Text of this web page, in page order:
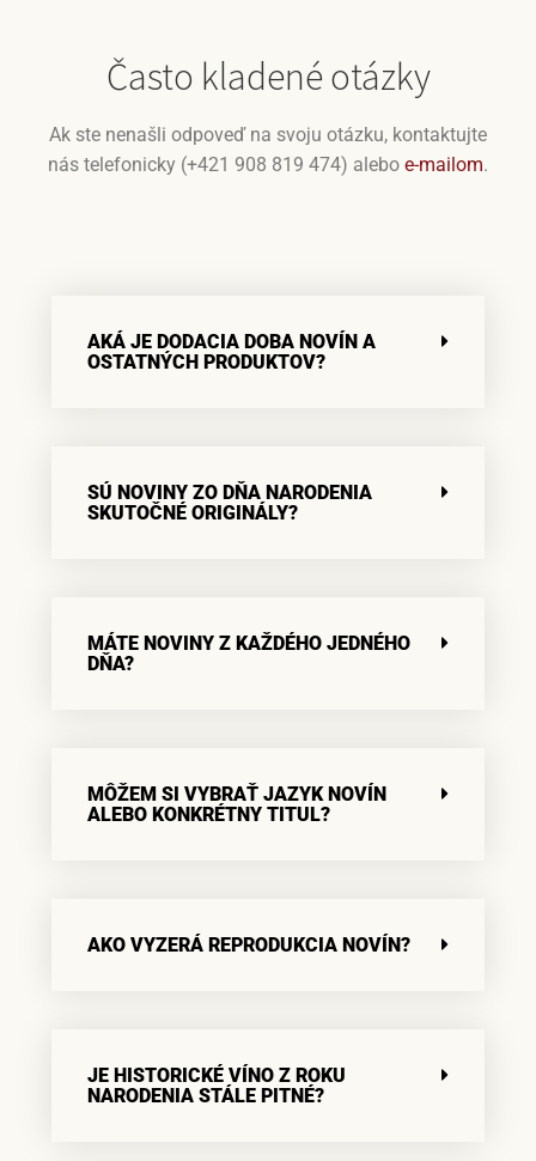
Často kladené otázky
Ak ste nenašli odpoveď na svoju otázku, kontaktujte
nás telefonicky (+421 908 819 474) alebo e-mailom.
AKÁ JE DODACIA DOBA NOVÍN A
OSTATNÝCH PRODUKTOV?
SÚ NOVINY ZO DŇA NARODENIA
SKUTOČNÉ ORIGINÁLY?
MÁTE NOVINY Z KAŽDÉHO JEDNÉHO
DŇA?
MÔŽEM SI VYBRAŤ JAZYK NOVÍN
ALEBO KONKRÉTNY TITUL?
AKO VYZERÁ REPRODUKCIA NOVÍN?
JE HISTORICKÉ VÍNO Z ROKU
NARODENIA STÁLE PITNÉ?